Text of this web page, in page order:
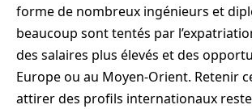
forme de nombreux ingénieurs et
beaucoup sont tentés par
des salaires plus élevés et des
Europe ou au Moyen-Orient. Retenir
attirer des profils internationaux